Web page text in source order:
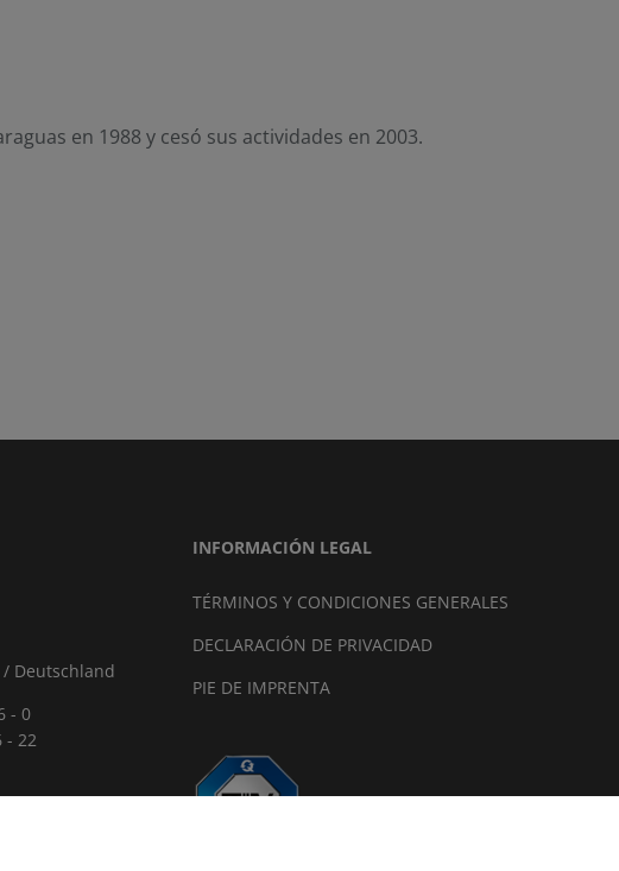
en 1988 y cesó sus actividades en 2003.
Deutschland
- 0
- 22
INFORMACIÓN LEGAL
TÉRMINOS Y CONDICIONES GENERALES
DECLARACIÓN DE PRIVACIDAD
PIE DE IMPRENTA